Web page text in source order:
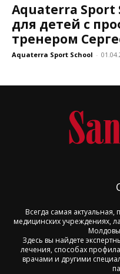
Aquaterra Sport
для детей с
тренером
Aquaterra Sport School -
Всегда самая
медицинских учреждениях,
Молдовы
Здесь вы найдете
лечения, способах
врачами и другими